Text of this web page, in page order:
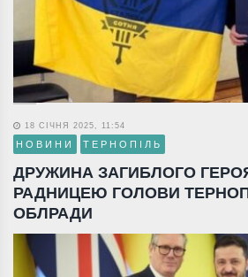
18 СІЧНЯ 2025, 11:54
НОВИНИ ТЕРНОПІЛЬ
ДРУЖИНА ЗАГИБЛОГО
РАДНИЦЕЮ ГОЛОВИ
ОБЛРАДИ